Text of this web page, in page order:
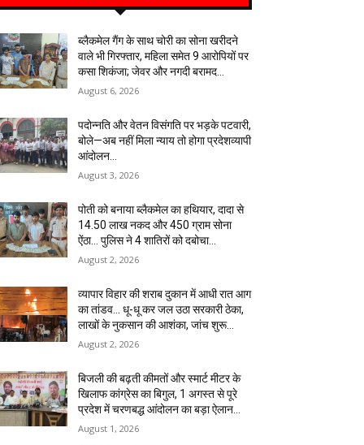
ब्लैकमेल गैंग के साथ चोरी का सोना खरीदने
वाले भी गिरफ्तार, महिला समेत 9 आरोपियों पर
कसा शिकंजा; जेवर और नगदी बरामद…
August 6, 2026
पदोन्नति और वेतन विसंगति पर भड़के पटवारी,
बोले—अब नहीं मिला न्याय तो होगा प्रदेशव्यापी
आंदोलन…
August 3, 2026
पोती को बनाया ब्लैकमेल का हथियार, दादा से
14.50 लाख नकद और 450 ग्राम सोना
ऐंठा… पुलिस ने 4 शातिरों को दबोचा…
August 2, 2026
व्यापार विहार की शराब दुकान में आधी रात आग
का तांडव… धू-धू कर जल उठा सरकारी ठेका,
लाखों के नुकसान की आशंका, जांच शुरू…
August 2, 2026
बिजली की बढ़ती कीमतों और स्मार्ट मीटर के
खिलाफ कांग्रेस का बिगुल, 1 अगस्त से पूरे
प्रदेश में चरणबद्ध आंदोलन का बड़ा ऐलान…
August 1, 2026